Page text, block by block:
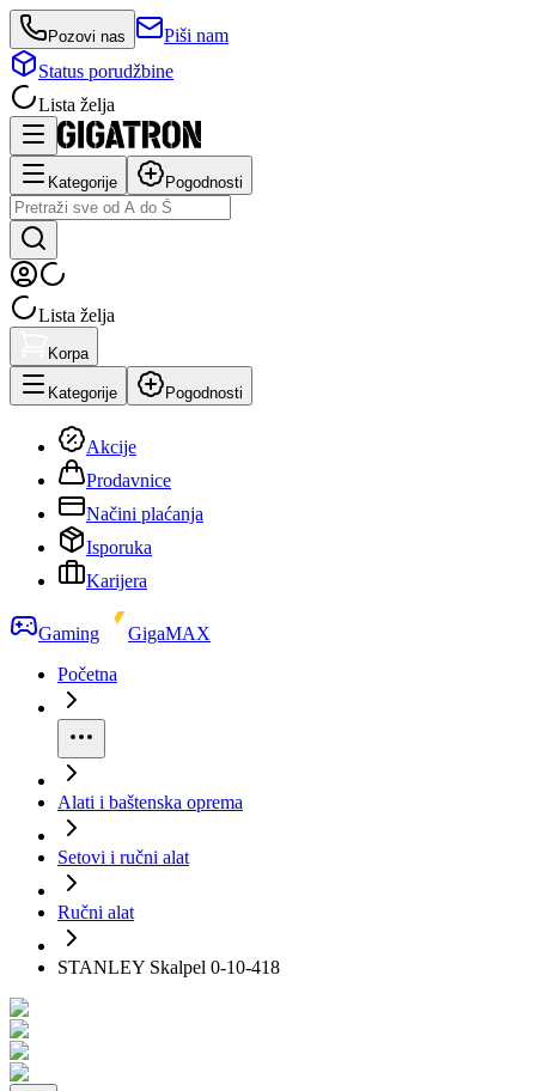
Pozovi nas
Piši nam
Status porudžbine
Lista želja
Kategorije Pogodnosti
Lista želja
Korpa
Kategorije Pogodnosti
Akcije
Prodavnice
Načini plaćanja
Isporuka
Karijera
Gaming
GigaMAX
Početna
Alati i baštenska oprema
Setovi i ručni alat
Ručni alat
STANLEY Skalpel 0-10-418